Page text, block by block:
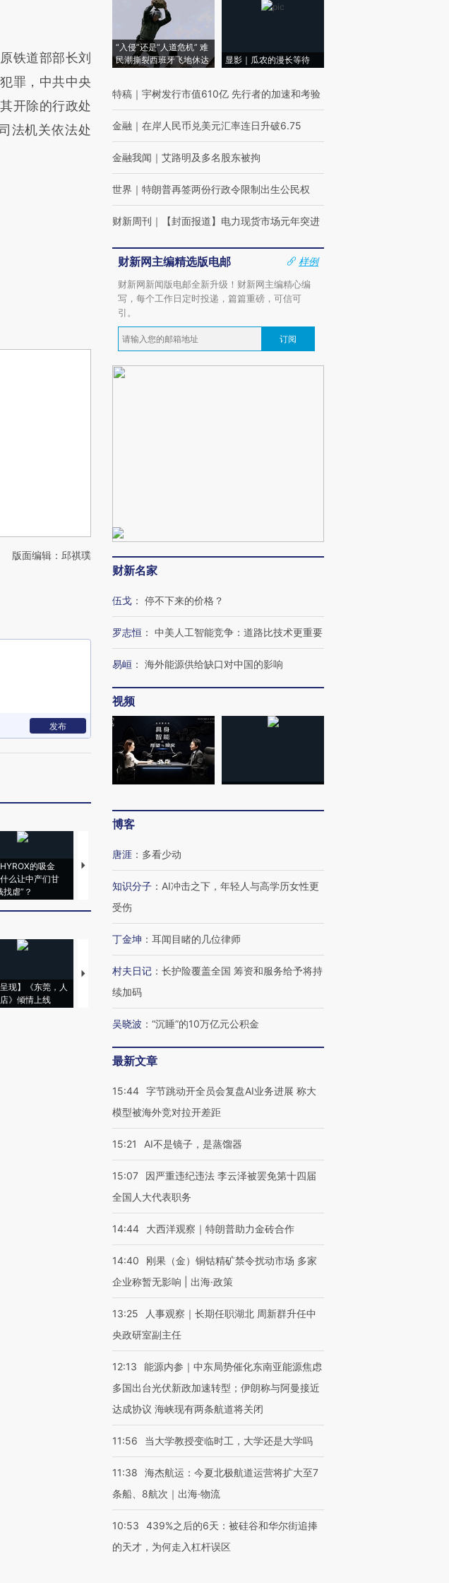
铁道部部长刘
罪，中共中央
开除的行政处
法机关依法处
版面编辑：邱祺璞
发布
的吸金
么让中产们甘
找虐”？
马航飞行员跨国走私7万
粒摇头丸 尿检体内含3种
度Z世代 用街头抗争将教
育部长拱下台
机”？难民潮撕裂西班牙
飞地休达
呈现】《东莞，人
》倾情上线
【推广】走进第四届链博
会，让数智科技“链”接产
【商旅对话】华住集团
“入侵”还是“人道危机” 难
民潮撕裂西班牙飞地休达
显影｜瓜农的漫长等待
特稿 ｜ 宇树发行市值610亿 先行者的加速和考验
金融 ｜ 在岸人民币兑美元汇率连日升破6.75
金融我闻 ｜ 艾路明及多名股东被拘
世界 ｜ 特朗普再签两份行政令限制出生公民权
财新周刊 ｜ 【封面报道】电力现货市场元年突进
财新网主编精选版电邮
样例
财新网新闻版电邮全新升级！财新网主编精心编
写，每个工作日定时投递，篇篇重磅，可信可
引。
订阅
财新名家
伍戈 ： 停不下来的价格？
罗志恒 ： 中美人工智能竞争：道路比技术更重要
易峘 ： 海外能源供给缺口对中国的影响
视频
博客
唐涯 ： 多看少动
知识分子 ： AI冲击之下，年轻人与高学历女性更
受伤
丁金坤 ： 耳闻目睹的几位律师
村夫日记 ： 长护险覆盖全国 筹资和服务给予将持
续加码
吴晓波 ： “沉睡”的10万亿元公积金
最新文章
15:44 字节跳动开全员会复盘AI业务进展 称大
模型被海外竞对拉开差距
15:21 AI不是镜子，是蒸馏器
15:07
因严重违纪违法 李云泽被罢免第十四届
全国人大代表职务
14:44 大西洋观察｜特朗普助力金砖合作
14:40
刚果（金）铜钴精矿禁令扰动市场 多家
企业称暂无影响 | 出海·政策
13:25
人事观察｜长期任职湖北 周新群升任中
央政研室副主任
12:13
能源内参｜中东局势催化东南亚能源焦虑
多国出台光伏新政加速转型；伊朗称与阿曼接近
达成协议 海峡现有两条航道将关闭
11:56 当大学教授变临时工，大学还是大学吗
11:38
海杰航运：今夏北极航道运营将扩大至7
条船、8航次｜出海·物流
10:53
439%之后的6天：被硅谷和华尔街追捧
的天才，为何走入杠杆误区